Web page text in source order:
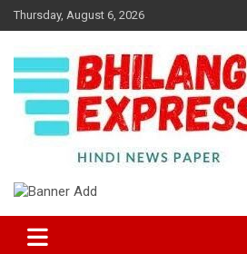
Skip
to
Thursday, August 6, 2026
Bhilangana Express